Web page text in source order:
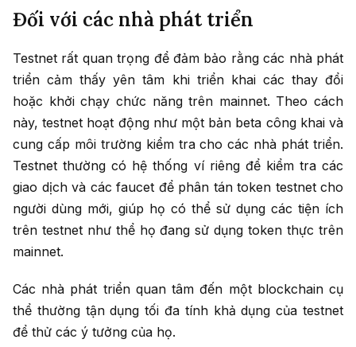
Đối với các nhà phát triển
Testnet rất quan trọng để đảm bảo rằng các nhà phát
triển cảm thấy yên tâm khi triển khai các thay đổi
hoặc khởi chạy chức năng trên mainnet. Theo cách
này, testnet hoạt động như một bản beta công khai và
cung cấp môi trường kiểm tra cho các nhà phát triển.
Testnet thường có hệ thống ví riêng để kiểm tra các
giao dịch và các faucet để phân tán token testnet cho
người dùng mới, giúp họ có thể sử dụng các tiện ích
trên testnet như thể họ đang sử dụng token thực trên
mainnet.
Các nhà phát triển quan tâm đến một blockchain cụ
thể thường tận dụng tối đa tính khả dụng của testnet
để thử các ý tưởng của họ.